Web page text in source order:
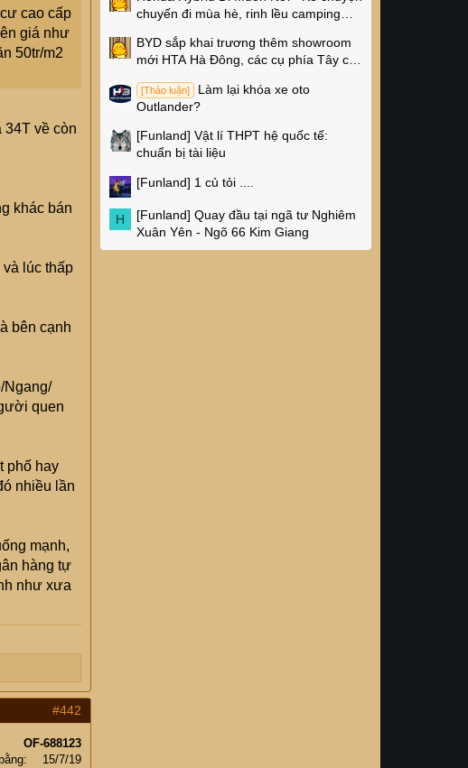
cao cấp
giá như
50tr/m2
34T về còn
khác bán
lúc thấp
bên cạnh
Ngang/
quen
phố hay
nhiều lần
mạnh,
hàng tự
như xưa
#442
OF-688123
15/7/19
chuyến đi mùa hè, rinh lều camping
BYD sắp khai trương thêm showroom
mới HTA Hà Đông, các cụ phía Tây có
[Thảo luận]
Làm lại khóa xe oto
Outlander?
[Funland] Vật lí THPT hệ quốc tế:
chuẩn bị tài liệu
[Funland] 1 củ tỏi ....
H [Funland] Quay đầu tại ngã tư Nghiêm
Xuân Yên - Ngõ 66 Kim Giang